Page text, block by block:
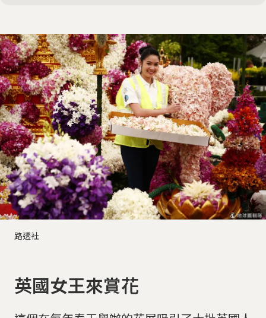
路透社
英國女王來賞花